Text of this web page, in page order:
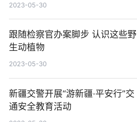
2023-05-30
跟随检察官办案脚步 认识这些野
生动植物
2023-05-30
新疆交警开展“游新疆·平安行”交
通安全教育活动